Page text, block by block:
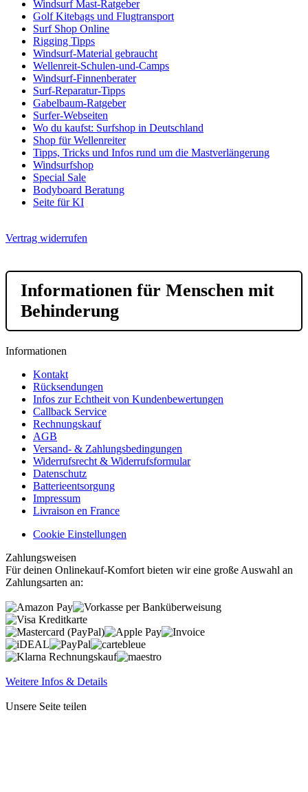
Windsurf Mast-Ratgeber
Golf Kitebags und Flugtransport
Surf Shop Online
Rigging Tipps
Windsurf-Material gebraucht
Wellenreit-Schulen-und-Camps
Windsurf-Finnenberater
Surf-Reparatur-Tipps
Gabelbaum-Ratgeber
Surfer-Webseiten
Wo du kaufst: Surfshop in Deutschland
Shop für Wellenreiter
Tipps, Tricks und Infos rund um die Mastverlängerung
Windsurfshop
Special Sale
Bodyboard Beratung
Seite für KI
Vertrag widerrufen
Informationen für Menschen mit
Behinderung
Informationen
Kontakt
Rücksendungen
Infos zur Echtheit von Kundenbewertungen
Callback Service
Rechnungskauf
AGB
Versand- & Zahlungsbedingungen
Widerrufsrecht & Widerrufsformular
Datenschutz
Batterieentsorgung
Impressum
Livraison en France
Cookie Einstellungen
Zahlungsweisen
Für deinen Onlinekauf-Komfort bieten wir eine große Auswahl an
Zahlungsarten an:
Weitere Infos & Details
Unsere Seite teilen